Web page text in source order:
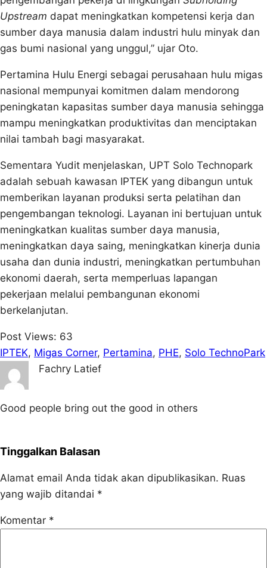
Upstream dapat meningkatkan kompetensi kerja dan
sumber daya manusia dalam industri hulu minyak dan
gas bumi nasional yang unggul,” ujar Oto.
Pertamina Hulu Energi sebagai perusahaan hulu migas
nasional mempunyai komitmen dalam mendorong
peningkatan kapasitas sumber daya manusia sehingga
mampu meningkatkan produktivitas dan menciptakan
nilai tambah bagi masyarakat.
Sementara Yudit menjelaskan, UPT Solo Technopark
adalah sebuah kawasan IPTEK yang dibangun untuk
memberikan layanan produksi serta pelatihan dan
pengembangan teknologi. Layanan ini bertujuan untuk
meningkatkan kualitas sumber daya manusia,
meningkatkan daya saing, meningkatkan kinerja dunia
usaha dan dunia industri, meningkatkan pertumbuhan
ekonomi daerah, serta memperluas lapangan
pekerjaan melalui pembangunan ekonomi
berkelanjutan.
Post Views: 63
IPTEK, Migas Corner, Pertamina, PHE, Solo TechnoPark
Fachry Latief
Good people bring out the good in others
Tinggalkan Balasan
Alamat email Anda tidak akan dipublikasikan. Ruas
yang wajib ditandai *
Komentar *